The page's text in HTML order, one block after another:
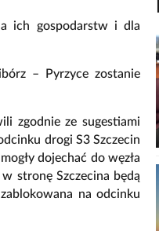
ich gospodarstw i dla
– Pyrzyce zostanie
zgodnie ze sugestiami
drogi S3 Szczecin
dojechać do węzła
stronę Szczecina będą
na odcinku